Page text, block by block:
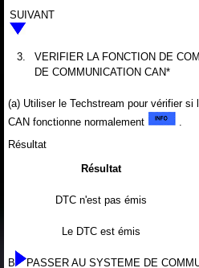
SUIVANT
3.
VERIFIER LA FONCTION DE
DE COMMUNICATION CAN*
(a) Utiliser le Techstream pour vérifier
CAN fonctionne normalement
Résultat
Résultat
DTC n'est pas émis
Le DTC est émis
B
PASSER AU SYSTEME DE